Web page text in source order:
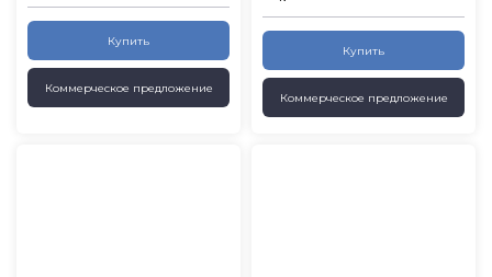
Купить
Коммерческое предложение
Купить
Коммерческое предложение